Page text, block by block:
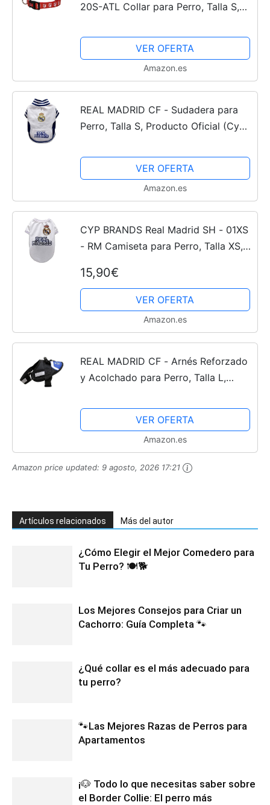
20S-ATL Collar para Perro, Talla S,
VER OFERTA
Amazon.es
REAL MADRID CF - Sudadera para
Perro, Talla S, Producto Oficial (CyP
VER OFERTA
Amazon.es
CYP BRANDS Real Madrid SH - 01XS
- RM Camiseta para Perro, Talla XS,
15,90€
VER OFERTA
Amazon.es
REAL MADRID CF - Arnés Reforzado
y Acolchado para Perro, Talla L,
Brands)
VER OFERTA
Amazon.es
Amazon price updated: 9 agosto, 2026 17:21
Artículos relacionados Más del autor
¿Cómo Elegir el Mejor Comedero para
Tu Perro? 🍽️🐕
Los Mejores Consejos para Criar un
Cachorro: Guía Completa 🐾
¿Qué collar es el más adecuado para
tu perro?
🐾Las Mejores Razas de Perros para
Apartamentos
¡🐶 Todo lo que necesitas saber sobre
el Border Collie: El perro más